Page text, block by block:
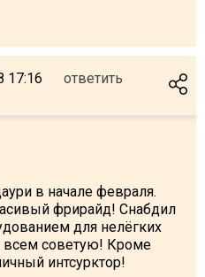
17:16 ответить
в начале февраля.
фрирайд! Снабдил
для нелёгких
всем советую! Кроме
интсурктор!